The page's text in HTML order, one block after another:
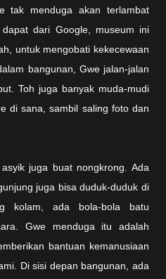
tak menduga akan terlambat
dari Google, museum ini
untuk mengobati kekecewaan
bangunan, Gwe jalan-jalan
Toh juga banyak muda-mudi
di sana, sambil saling foto dan
juga buat nongkrong. Ada
juga bisa duduk-duduk di
kolam, ada bola-bola batu
Gwe menduga itu adalah
bantuan kemanusiaan
Di sisi depan bangunan, ada